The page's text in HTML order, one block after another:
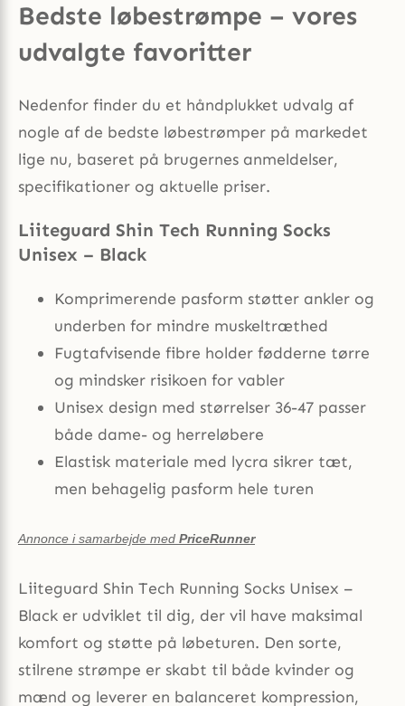
Bedste løbestrømpe – vores
udvalgte favoritter
Nedenfor finder du et håndplukket udvalg af
nogle af de bedste løbestrømper på markedet
lige nu, baseret på brugernes anmeldelser,
specifikationer og aktuelle priser.
Liiteguard Shin Tech Running Socks
Unisex – Black
Komprimerende pasform støtter ankler og
underben for mindre muskeltræthed
Fugtafvisende fibre holder fødderne tørre
og mindsker risikoen for vabler
Unisex design med størrelser 36-47 passer
både dame- og herreløbere
Elastisk materiale med lycra sikrer tæt,
men behagelig pasform hele turen
Annonce i samarbejde med PriceRunner
Liiteguard Shin Tech Running Socks Unisex –
Black er udviklet til dig, der vil have maksimal
komfort og støtte på løbeturen. Den sorte,
stilrene strømpe er skabt til både kvinder og
mænd og leverer en balanceret kompression,